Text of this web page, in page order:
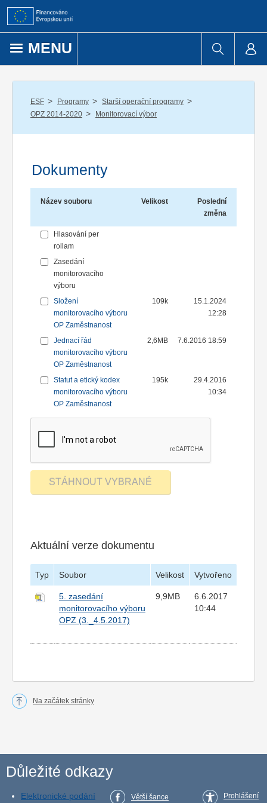
Přejít k obsahu
MENU
ESF / Programy / Starší operační programy /
OPZ 2014-2020 / Monitorovací výbor
Dokumenty
Název souboru Velikost
Poslední
změna
Hlasování per
rollam
Zasedání
monitorovacího
výboru
Složení
monitorovacího výboru
OP Zaměstnanost
109k
15.1.2024
12:28
Jednací řád
monitorovacího výboru
OP Zaměstnanost
2,6MB 7.6.2016 18:59
Statut a etický kodex
monitorovacího výboru
OP Zaměstnanost
195k
29.4.2016
10:34
Aktuální verze dokumentu
Typ Soubor Velikost Vytvořeno
5. zasedání
monitorovacího výboru
OPZ (3._4.5.2017)
9,9MB
6.6.2017
10:44
Na začátek stránky
Důležité odkazy
Elektronické podání Větší šance Prohlášení